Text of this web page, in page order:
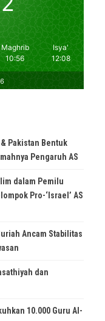
Pakistan Bentuk
Pengaruh AS
dalam Pemilu
Pro-‘Israel’ AS
Ancam Stabilitas
dan
10.000 Guru Al-